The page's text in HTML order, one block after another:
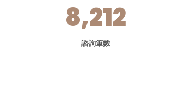
8,212
諮詢筆數